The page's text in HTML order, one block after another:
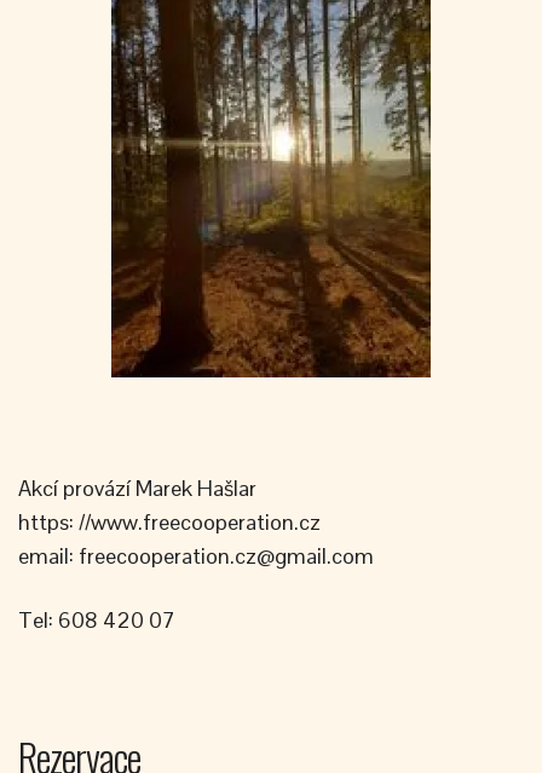
Akcí provází Marek Hašlar
https: //www.freecooperation.cz
email: freecooperation.cz@gmail.com
Tel: 608 420 07
Rezervace